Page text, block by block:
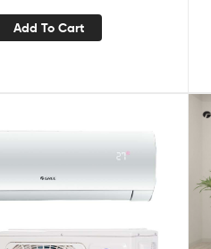
Add To Cart